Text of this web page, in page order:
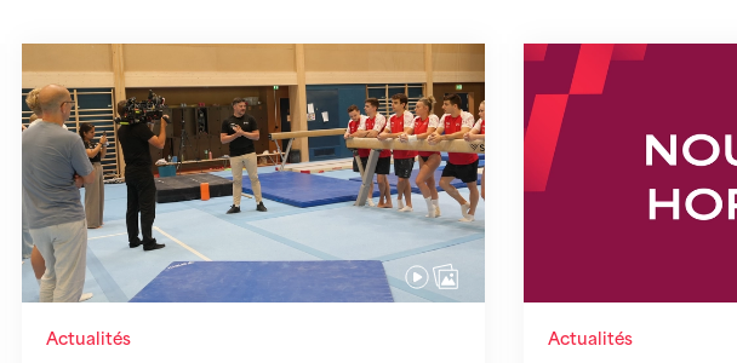
Actualités
En route pour Zagreb avec des objectifs clairs
Actualités
Nouveaux